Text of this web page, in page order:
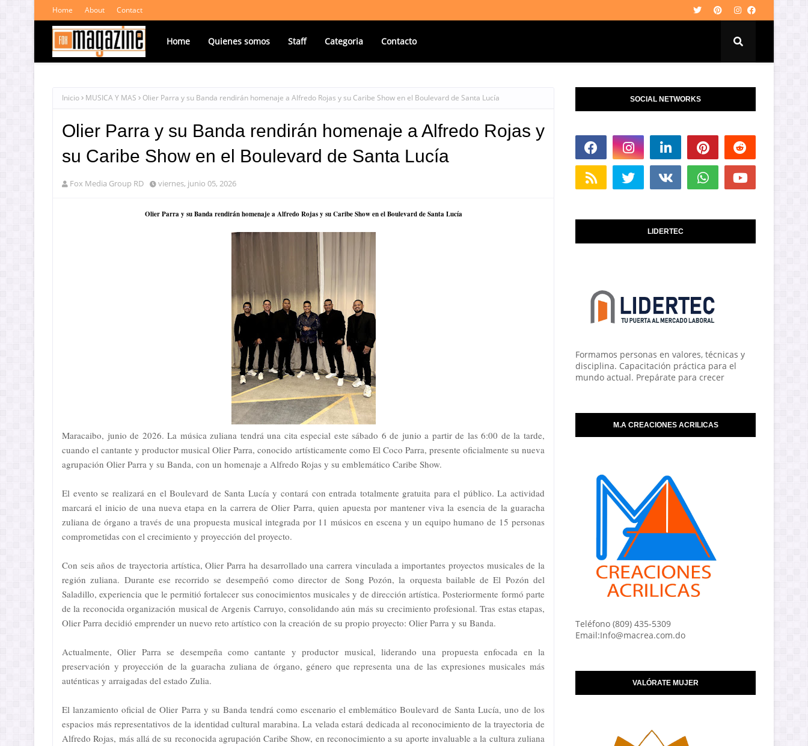
Home About Contact
Home Quienes somos Staff Categoria Contacto
Inicio MUSICA Y MAS Olier Parra y su Banda rendirán homenaje a Alfredo Rojas y su Caribe Show en el Boulevard de Santa Lucía
Olier Parra y su Banda rendirán homenaje a Alfredo Rojas y
su Caribe Show en el Boulevard de Santa Lucía
Fox Media Group RD viernes, junio 05, 2026
Olier Parra y su Banda rendirán homenaje a Alfredo Rojas y su Caribe Show en el Boulevard de Santa Lucía
Maracaibo, junio de 2026. La música zuliana tendrá una cita especial este sábado 6 de junio a partir de las 6:00 de la tarde,
cuando el cantante y productor musical Olier Parra, conocido artísticamente como El Coco Parra, presente oficialmente su nueva
agrupación Olier Parra y su Banda, con un homenaje a Alfredo Rojas y su emblemático Caribe Show.
El evento se realizará en el Boulevard de Santa Lucía y contará con entrada totalmente gratuita para el público. La actividad
marcará el inicio de una nueva etapa en la carrera de Olier Parra, quien apuesta por mantener viva la esencia de la guaracha
zuliana de órgano a través de una propuesta musical integrada por 11 músicos en escena y un equipo humano de 15 personas
comprometidas con el crecimiento y proyección del proyecto.
Con seis años de trayectoria artística, Olier Parra ha desarrollado una carrera vinculada a importantes proyectos musicales de la
región zuliana. Durante ese recorrido se desempeñó como director de Song Pozón, la orquesta bailable de El Pozón del
Saladillo, experiencia que le permitió fortalecer sus conocimientos musicales y de dirección artística. Posteriormente formó parte
de la reconocida organización musical de Argenis Carruyo, consolidando aún más su crecimiento profesional. Tras estas etapas,
Olier Parra decidió emprender un nuevo reto artístico con la creación de su propio proyecto: Olier Parra y su Banda.
Actualmente, Olier Parra se desempeña como cantante y productor musical, liderando una propuesta enfocada en la
preservación y proyección de la guaracha zuliana de órgano, género que representa una de las expresiones musicales más
auténticas y arraigadas del estado Zulia.
El lanzamiento oficial de Olier Parra y su Banda tendrá como escenario el emblemático Boulevard de Santa Lucía, uno de los
espacios más representativos de la identidad cultural marabina. La velada estará dedicada al reconocimiento de la trayectoria de
Alfredo Rojas, más allá de su reconocida agrupación Caribe Show, en reconocimiento a su aporte invaluable a la cultura zuliana
SOCIAL NETWORKS
LIDERTEC
Formamos personas en valores, técnicas y
disciplina. Capacitación práctica para el
mundo actual. Prepárate para crecer
M.A CREACIONES ACRILICAS
Teléfono (809) 435-5309
Email:Info@macrea.com.do
VALÓRATE MUJER